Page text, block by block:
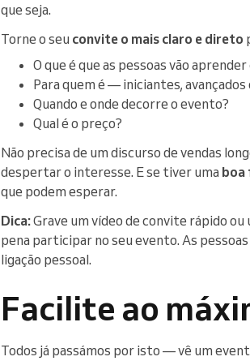
que seja.
Torne o seu convite o mais claro e direto
O que é que as pessoas vão
Para quem é — iniciantes,
Quando e onde decorre o evento?
Qual é o preço?
Não precisa de um discurso de vendas
despertar o interesse. E se tiver uma boa
que podem esperar.
Dica:Grave um vídeo de convite rápido
pena participar no seu evento. As
ligação pessoal.
Facilite ao
Todos já passámos por isto — vê um